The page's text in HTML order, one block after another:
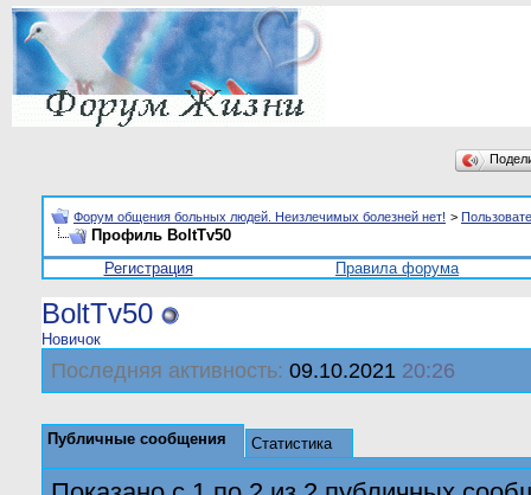
Форум общения больных людей. Неизлечимых болезней нет! >
Профиль BoltTv50
Регистрация
Правила форума
BoltTv50
Новичок
Последняя активность: 09.10.2021 20:26
Публичные сообщения Статистика